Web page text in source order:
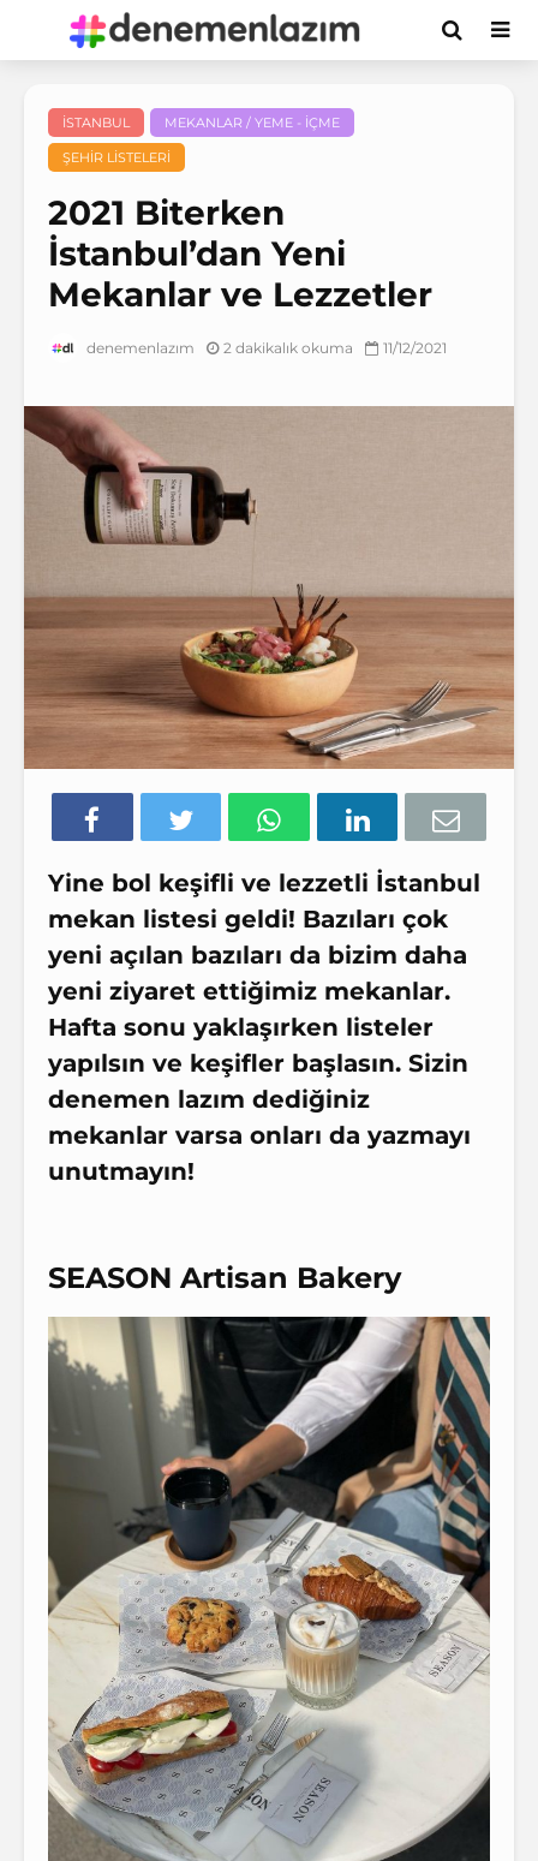
İSTANBUL MEKANLAR / YEME - İÇME
ŞEHIR LISTELERI
2021 Biterken
İstanbul’dan Yeni
Mekanlar ve Lezzetler
denemenlazım 2 dakikalık okuma 11/12/2021
Yine bol keşifli ve lezzetli İstanbul
mekan listesi geldi! Bazıları çok
yeni açılan bazıları da bizim daha
yeni ziyaret ettiğimiz mekanlar.
Hafta sonu yaklaşırken listeler
yapılsın ve keşifler başlasın. Sizin
denemen lazım dediğiniz
mekanlar varsa onları da yazmayı
unutmayın!
SEASON Artisan Bakery